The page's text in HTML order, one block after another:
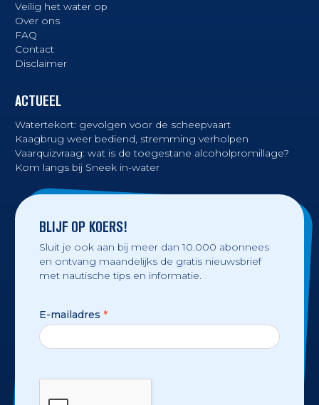
Veilig het water op
Over ons
FAQ
Contact
Disclaimer
ACTUEEL
Watertekort: gevolgen voor de scheepvaart
Kaagbrug weer bediend, stremming verholpen
Vaarquizvraag: wat is de toegestane alcoholpromillage?
Kom langs bij Sneek in-water
BLIJF OP KOERS!
Sluit je ook aan bij meer dan 10.000 abonnees
en ontvang maandelijks de gratis nieuwsbrief
met nautische tips en informatie.
E-mailadres *